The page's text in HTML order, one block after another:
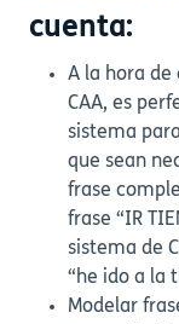
cuenta:
A la hora de
CAA, es
sistema
que sean
frase
frase “IR
sistema de
“he ido a la
Modelar